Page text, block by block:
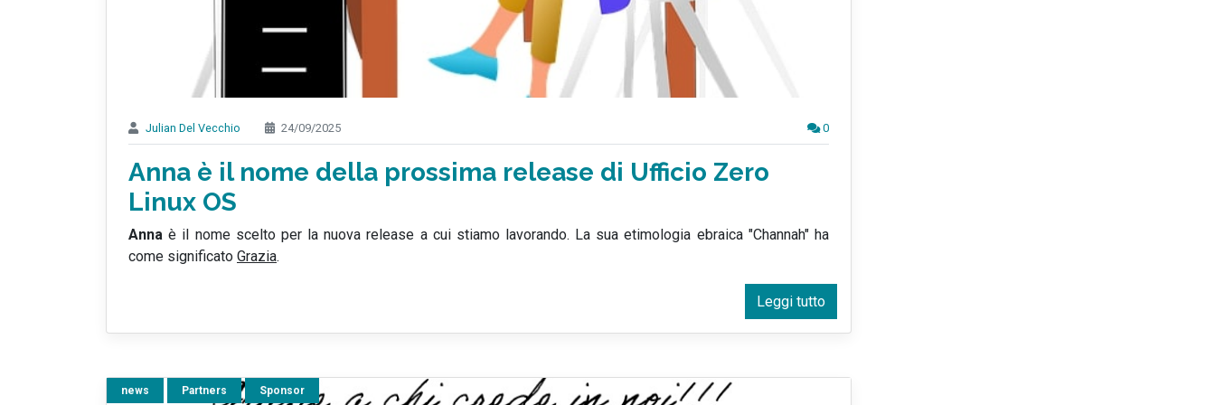
Julian Del Vecchio 24/09/2025 0
Anna è il nome della prossima release di Ufficio Zero
Linux OS
Anna è il nome scelto per la nuova release a cui stiamo lavorando. La sua etimologia ebraica "Channah" ha
come significato Grazia.
Leggi tutto
news Partners Sponsor